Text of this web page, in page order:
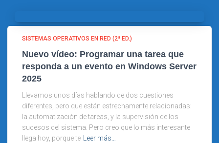
SISTEMAS OPERATIVOS EN RED (2ª ED.)
Nuevo vídeo: Programar una tarea que
responda a un evento en Windows Server
2025
Llevamos unos días hablando de dos cuestiones
diferentes, pero que están estrechamente relacionadas:
la automatización de tareas, y la supervisión de los
sucesos del sistema. Pero creo que lo más interesante
llega hoy, porque te
Leer más…